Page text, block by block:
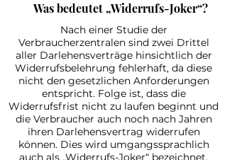
Was bedeutet „Widerrufs-Joker“?
Nach einer Studie der
Verbraucherzentralen sind zwei Drittel
aller Darlehensverträge hinsichtlich der
Widerrufsbelehrung fehlerhaft, da diese
nicht den gesetzlichen Anforderungen
entspricht. Folge ist, dass die
Widerrufsfrist nicht zu laufen beginnt und
die Verbraucher auch noch nach Jahren
ihren Darlehensvertrag widerrufen
können. Dies wird umgangssprachlich
auch als „Widerrufs-Joker“ bezeichnet.